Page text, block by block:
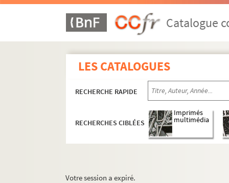
Catalogue
LES CATALOGUES
RECHERCHE RAPIDE
RECHERCHES CIBLÉES
Imprimés
multimédia
Votre session a expiré.